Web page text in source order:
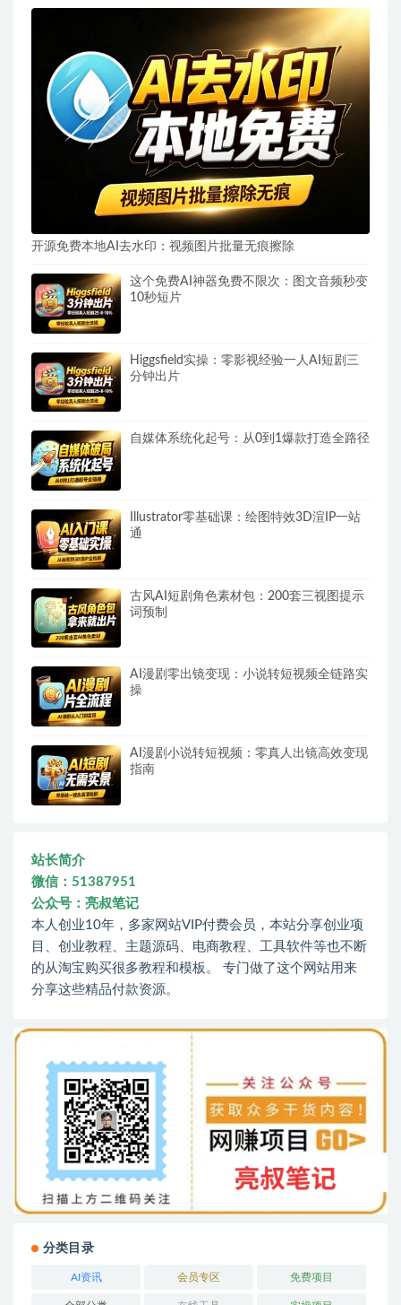
开源免费本地AI去水印：视频图片批量无痕擦除
这个免费AI神器免费不限次：图文音频秒变
10秒短片
Higgsfield实操：零影视经验一人AI短剧三
分钟出片
自媒体系统化起号：从0到1爆款打造全路径
Illustrator零基础课：绘图特效3D渲IP一站
通
古风AI短剧角色素材包：200套三视图提示
词预制
AI漫剧零出镜变现：小说转短视频全链路实
操
AI漫剧小说转短视频：零真人出镜高效变现
指南
站长简介
微信：51387951
公众号：亮叔笔记
本人创业10年，多家网站VIP付费会员，本站分享创业项
目、创业教程、主题源码、电商教程、工具软件等也不断
的从淘宝购买很多教程和模板。 专门做了这个网站用来
分享这些精品付款资源。
分类目录
AI资讯 会员专区 免费项目